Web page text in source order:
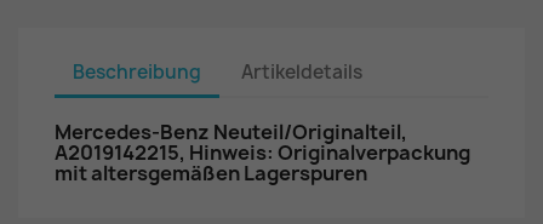
Beschreibung Artikeldetails
Mercedes-Benz Neuteil/Originalteil,
A2019142215, Hinweis: Originalverpackung
mit altersgemäßen Lagerspuren